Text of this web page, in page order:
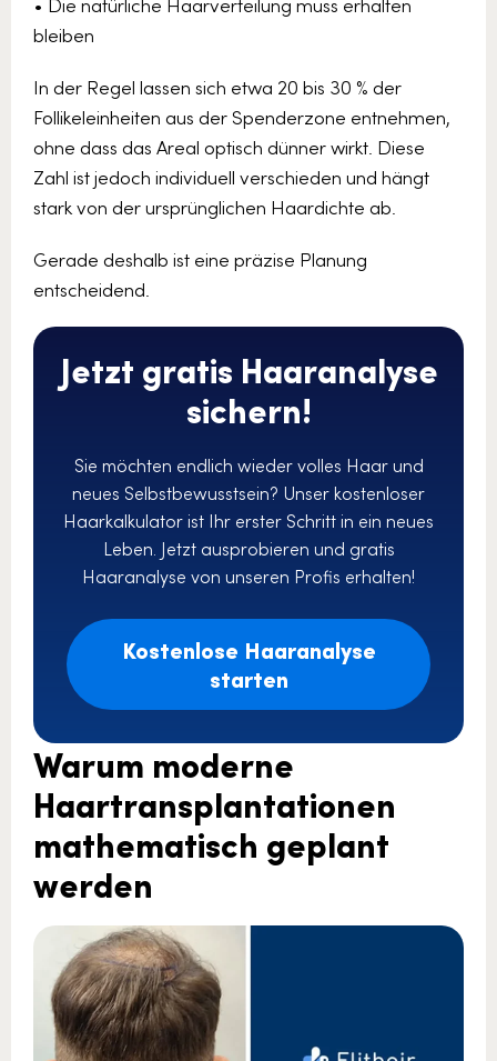
bleiben
In der Regel lassen sich etwa 20 bis 30 % der
Follikeleinheiten aus der Spenderzone entnehmen,
ohne dass das Areal optisch dünner wirkt. Diese
Zahl ist jedoch individuell verschieden und hängt
stark von der ursprünglichen Haardichte ab.
Gerade deshalb ist eine präzise Planung
entscheidend.
Jetzt gratis Haaranalyse
sichern!
Sie möchten endlich wieder volles Haar und
neues Selbstbewusstsein? Unser kostenloser
Haarkalkulator ist Ihr erster Schritt in ein neues
Leben. Jetzt ausprobieren und gratis
Haaranalyse von unseren Profis erhalten!
Kostenlose Haaranalyse
starten
Warum moderne
Haartransplantationen
mathematisch geplant
werden